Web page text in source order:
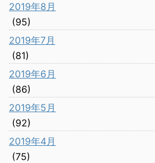
2019年8月
(95)
2019年7月
(81)
2019年6月
(86)
2019年5月
(92)
2019年4月
(75)